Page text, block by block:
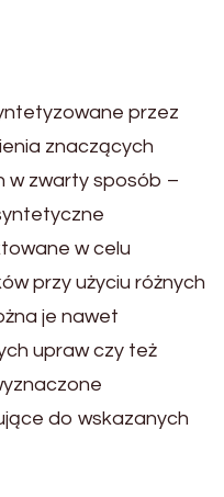
przez
znaczących
w zwarty sposób –
w celu
przy użyciu różnych
je nawet
upraw czy też
do wskazanych